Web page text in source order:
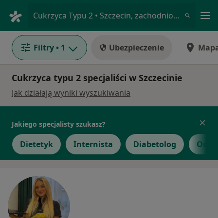
Cukrzyca Typu 2 • Szczecin, zachodniopomorskie
Filtry • 1 Ubezpieczenie
Cukrzyca typu 2 specjaliści w Szczecinie
Jak działają wyniki wyszukiwania
Jakiego specjalisty szukasz?
Dietetyk Internista Diabetolog